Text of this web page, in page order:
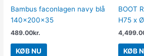
Bambus faconlagen navy blå
140x200x35
489.00kr.
KØB NU
BOOT
H75 x
KØB